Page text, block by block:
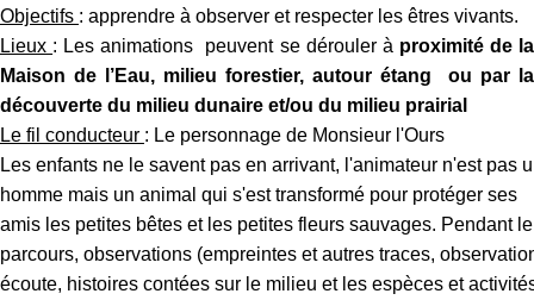
o
l
a
i
r
e
s
,
c
e
Objectifs : apprendre à observer et respecter les êtres vivants.
Lieux : Les animations peuvent se dérouler à proximité de la
Maison de l’Eau, milieu forestier, autour étang ou par la
découverte du milieu dunaire et/ou du milieu prairial
Le fil conducteur : Le personnage de Monsieur l'Ours
Les enfants ne le savent pas en arrivant, l'animateur n'est pas
homme mais un animal qui s'est transformé pour protéger ses
amis les petites bêtes et les petites fleurs sauvages. Pendant le
parcours, observations (empreintes et autres traces,
écoute, histoires contées sur le milieu et les espèces et